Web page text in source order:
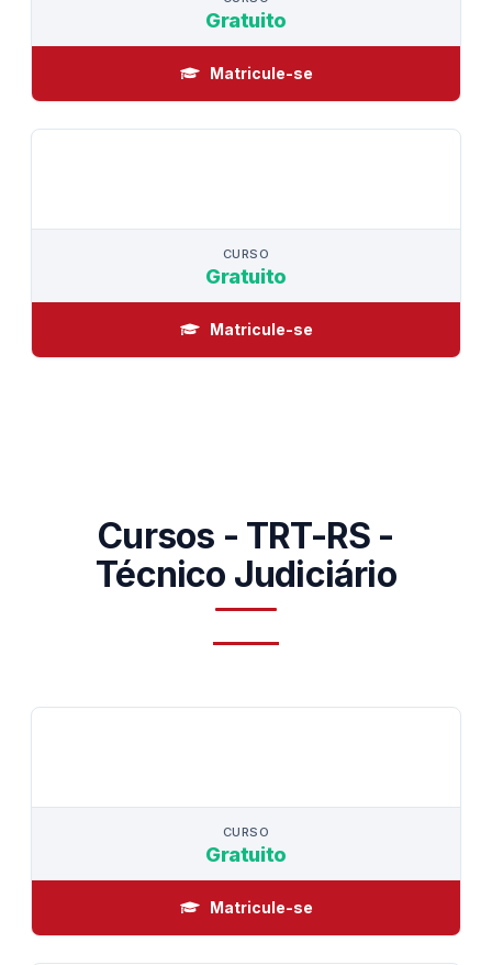
Gratuito
Matricule-se
CURSO
Gratuito
Matricule-se
Cursos - TRT-RS -
Técnico Judiciário
CURSO
Gratuito
Matricule-se